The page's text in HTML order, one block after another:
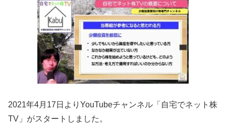
2021年4月17日よりYouTubeチャンネル「自宅でネット株
TV」がスタートしました。